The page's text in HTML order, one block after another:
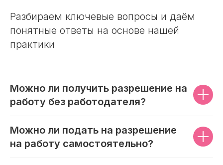
Разбираем ключевые вопросы и даём
понятные ответы на основе нашей
практики
Можно ли получить разрешение на
работу без работодателя?
Можно ли подать на разрешение
на работу самостоятельно?